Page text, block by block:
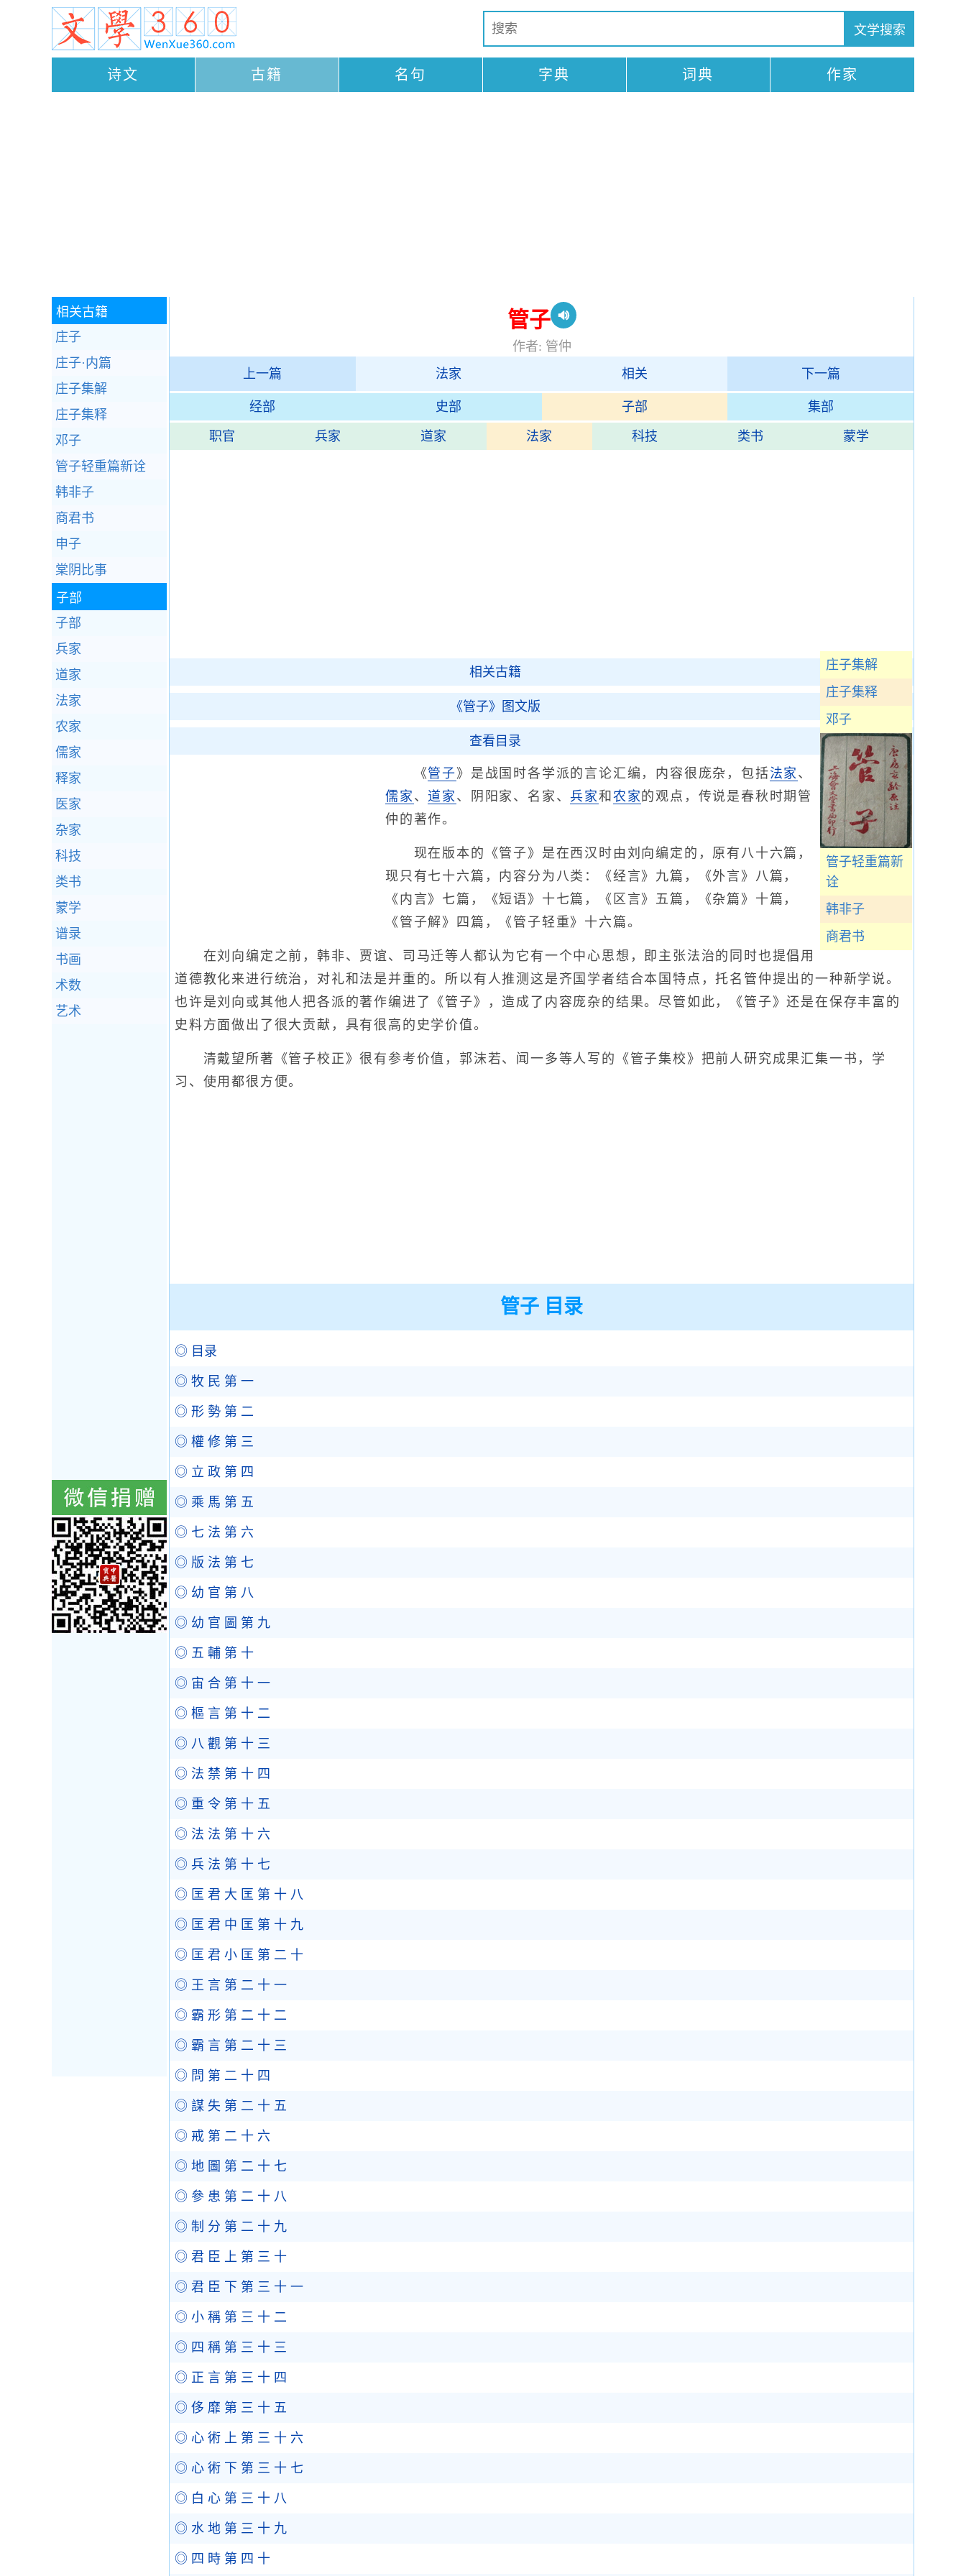
诗文 古籍 名句 字典 词典 作家
管子
作者: 管仲
上一篇
法家 相关 下一篇
经部 史部 子部 集部
职官 兵家 道家 法家 科技 类书 蒙学
庄子集解
庄子集释
邓子
管子轻重篇新
诠
韩非子
商君书
相关古籍
《管子》图文版
查看目录
《管子》是战国时各学派的言论汇编，内容很庞杂，包括法家 、
儒家 、 道家 、阴阳家、名家、兵家和 农家 的观点，传说是春秋时期管
仲的著作。
现在版本的《管子》是在西汉时由刘向编定的，原有八十六篇，
现只有七十六篇，内容分为八类：《经言》九篇，《外言》八篇，
《内言》七篇，《短语》十七篇，《区言》五篇，《杂篇》十篇，
《管子解》四篇，《管子轻重》十六篇。
在刘向编定之前，韩非、贾谊、司马迁等人都认为它有一个中心思想，即主张法治的同时也提倡用
道德教化来进行统治，对礼和法是并重的。所以有人推测这是齐国学者结合本国特点，托名管仲提出的一种新学说。
也许是刘向或其他人把各派的著作编进了《管子》，造成了内容庞杂的结果。尽管如此，《管子》还是在保存丰富的
史料方面做出了很大贡献，具有很高的史学价值。
清戴望所著《管子校正》很有参考价值，郭沫若、闻一多等人写的《管子集校》把前人研究成果汇集一书，学
习、使用都很方便。
管子 目录
◎ 目录
◎ 牧 民 第 一
◎ 形 勢 第 二
◎ 權 修 第 三
◎ 立 政 第 四
◎ 乘 馬 第 五
◎ 七 法 第 六
◎ 版 法 第 七
◎ 幼 官 第 八
◎ 幼 官 圖 第 九
◎ 五 輔 第 十
◎ 宙 合 第 十 一
◎ 樞 言 第 十 二
◎ 八 觀 第 十 三
◎ 法 禁 第 十 四
◎ 重 令 第 十 五
◎ 法 法 第 十 六
◎ 兵 法 第 十 七
◎ 匡 君 大 匡 第 十 八
◎ 匡 君 中 匡 第 十 九
◎ 匡 君 小 匡 第 二 十
◎ 王 言 第 二 十 一
◎ 霸 形 第 二 十 二
◎ 霸 言 第 二 十 三
◎ 問 第 二 十 四
◎ 謀 失 第 二 十 五
◎ 戒 第 二 十 六
◎ 地 圖 第 二 十 七
◎ 參 患 第 二 十 八
◎ 制 分 第 二 十 九
◎ 君 臣 上 第 三 十
◎ 君 臣 下 第 三 十 一
◎ 小 稱 第 三 十 二
◎ 四 稱 第 三 十 三
◎ 正 言 第 三 十 四
◎ 侈 靡 第 三 十 五
◎ 心 術 上 第 三 十 六
◎ 心 術 下 第 三 十 七
◎ 白 心 第 三 十 八
◎ 水 地 第 三 十 九
◎ 四 時 第 四 十
相关古籍
庄子
庄子·内篇
庄子集解
庄子集释
邓子
管子轻重篇新诠
韩非子
商君书
申子
棠阴比事
子部
子部
兵家
道家
法家
农家
儒家
释家
医家
杂家
科技
类书
蒙学
谱录
书画
术数
艺术